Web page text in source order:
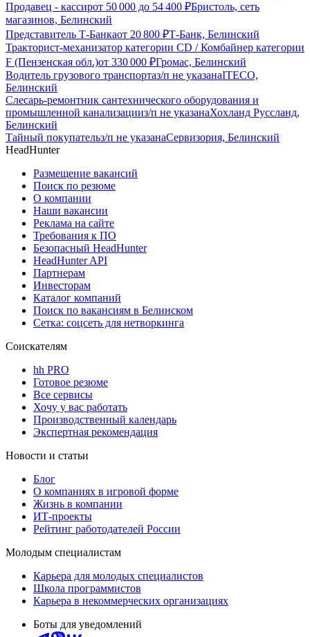
Продавец - кассирот 50 000 до 54 400 ₽Бристоль, сеть
магазинов, Белинский
Представитель Т-Банкаот 20 800 ₽Т-Банк, Белинский
Тракторист-механизатор категории CD / Комбайнер категории
F (Пензенская обл.)от 330 000 ₽Громас, Белинский
Водитель грузового транспортаз/п не указанаITECO,
Белинский
Слесарь-ремонтник сантехнического оборудования и
промышленной канализацииз/п не указанаХохланд Руссланд,
Белинский
Тайный покупательз/п не указанаСервизория, Белинский
HeadHunter
Размещение вакансий
Поиск по резюме
О компании
Наши вакансии
Реклама на сайте
Требования к ПО
Безопасный HeadHunter
HeadHunter API
Партнерам
Инвесторам
Каталог компаний
Поиск по вакансиям в Белинском
Сетка: соцсеть для нетворкинга
Соискателям
hh PRO
Готовое резюме
Все сервисы
Хочу у вас работать
Производственный календарь
Экспертная рекомендация
Новости и статьи
Блог
О компаниях в игровой форме
Жизнь в компании
ИТ-проекты
Рейтинг работодателей России
Молодым специалистам
Карьера для молодых специалистов
Школа программистов
Карьера в некоммерческих организациях
Боты для уведомлений